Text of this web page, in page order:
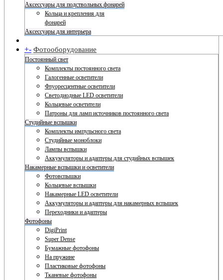
Аксессуары для подствольных фонарей
Кольца и крепления для
фонарей
Аксессуары для интерьера
+- Фотооборудование
Постоянный свет
Комплекты постоянного света
Галогенные осветители
Флуоресцентные осветители
Светодиодные LED осветители
Кольцевые осветители
Патроны для ламп источников постоянного света
Студийные вспышки
Комплекты импульсного света
Студийные моноблоки
Лампы вспышки
Аккумуляторы и адаптеры для студийных вспышек
Накамерные вспышки и осветители
Фотовспышки
Кольцевые вспышки
Накамерные LED осветители
Аккумуляторы и адаптеры для накамерных вспышек
Переходники и адаптеры
Фотофоны
DigiPrint
Super Dense
Бумажные фотофоны
На пружине
Пластиковые фотофоны
Тканевые фотофоны